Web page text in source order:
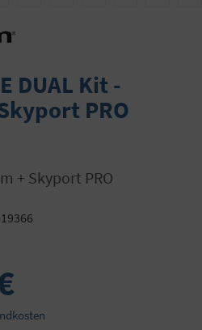
DUAL Kit -
PRO
+ Skyport PRO